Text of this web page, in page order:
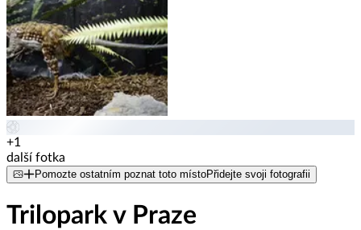
+1
další fotka
Pomozte ostatním poznat toto místoPřidejte svoji fotografii
Trilopark v Praze